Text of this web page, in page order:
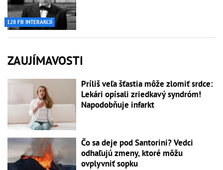
128 FB INTERAKCIÍ
ZAUJÍMAVOSTI
Príliš veľa šťastia môže zlomiť srdce:
Lekári opísali zriedkavý syndróm!
Napodobňuje infarkt
Čo sa deje pod Santorini? Vedci
odhaľujú zmeny, ktoré môžu
ovplyvniť sopku